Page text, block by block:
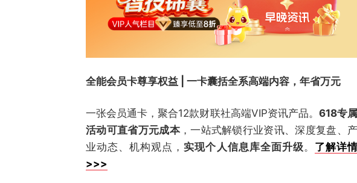
全能会员卡尊享权益 | 一卡囊括全系高端内容，年省万元
一张会员通卡，聚合12款财联社高端VIP资讯产品。 618专
活动可直省万元成本，一站式解锁行业资讯、深度复盘、
业动态、机构观点， 实现个人信息库全面升级。 了解详
>>>